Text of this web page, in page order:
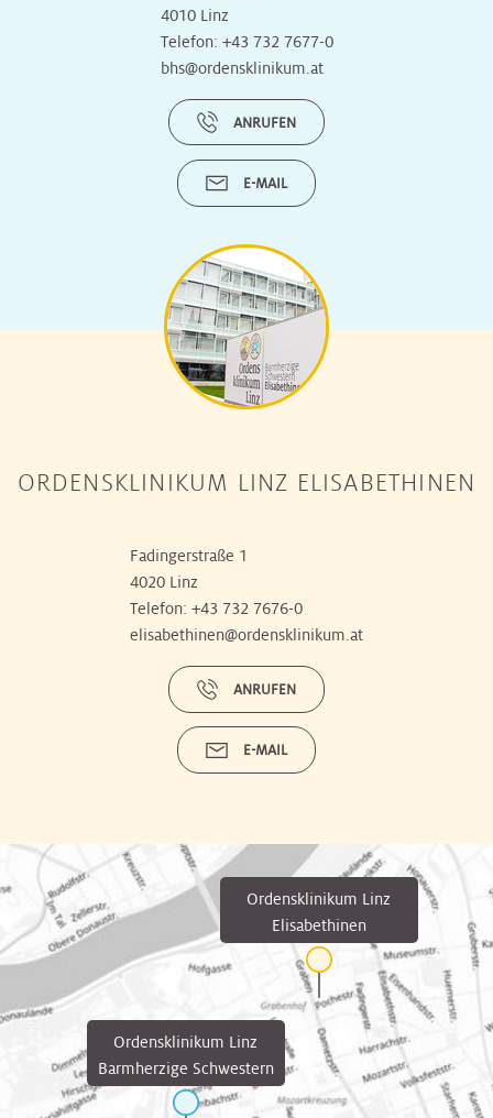
4010 Linz
Telefon: +43 732 7677-0
bhs@ordensklinikum.at
ANRUFEN
E-MAIL
ORDENSKLINIKUM LINZ ELISABETHINEN
Fadingerstraße 1
4020 Linz
Telefon: +43 732 7676-0
elisabethinen@ordensklinikum.at
ANRUFEN
E-MAIL
Ordensklinikum Linz
Barmherzige Schwestern
Ordensklinikum Linz
Elisabethinen